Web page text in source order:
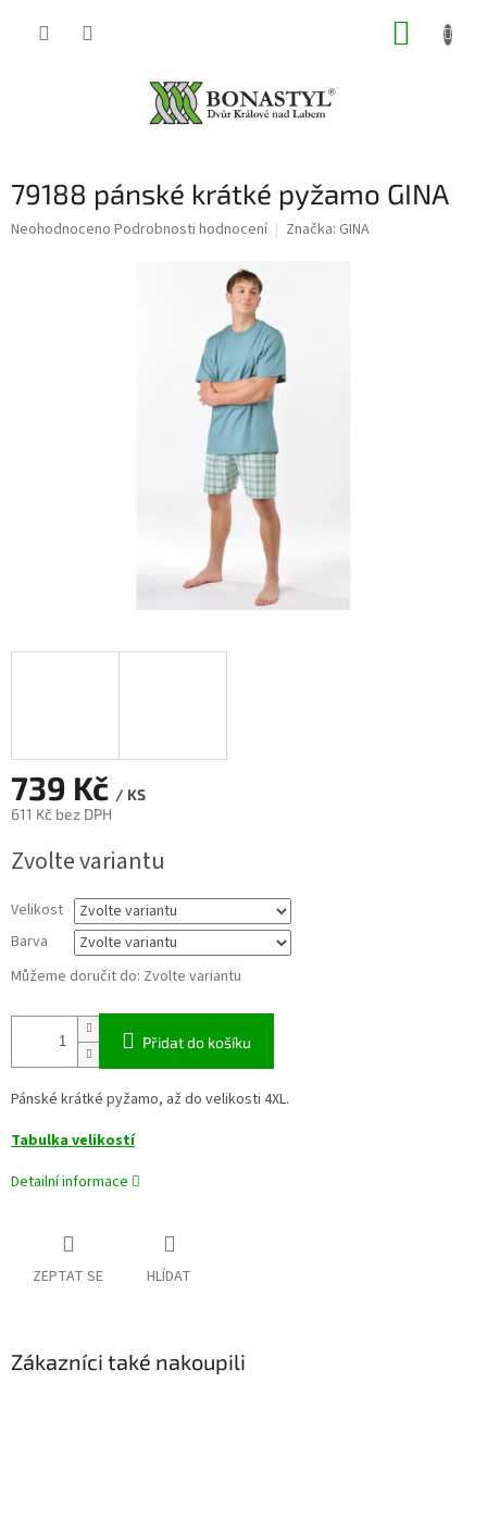
79188 pánské krátké pyžamo GINA
Průměrné
Neohodnoceno Podrobnosti hodnocení Značka: GINA
739 Kč / KS
611 Kč bez DPH
cena:
Zvolte variantu
Velikost
Barva
Můžeme doručit do: Zvolte variantu
Přidat do košíku
Pánské krátké pyžamo, až do velikosti 4XL.
Tabulka velikostí
Detailní informace
ZEPTAT SE HLÍDAT
Zákazníci také nakoupili